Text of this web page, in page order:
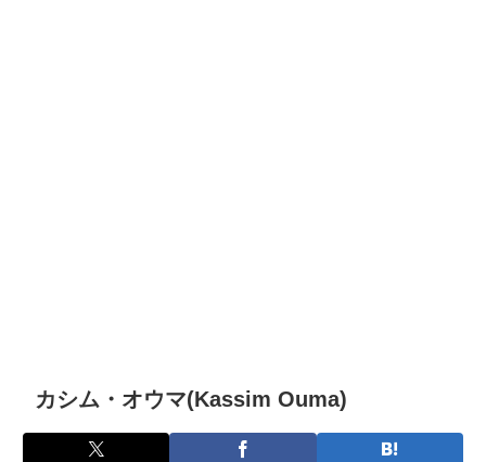
カシム・オウマ(Kassim Ouma)